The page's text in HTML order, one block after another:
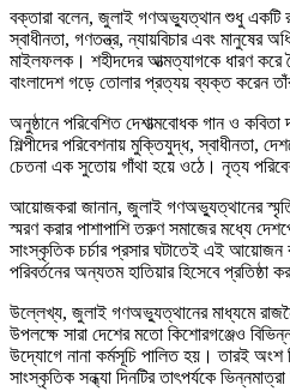
বক্তারা বলেন, জুলাই গণঅভ্যুত্থান শুধু একটি
স্বাধীনতা, গণতন্ত্র, ন্যায়বিচার এবং মানুষের
মাইলফলক। শহীদদের আত্মত্যাগকে ধারণ করে
বাংলাদেশ গড়ে তোলার প্রত্যয় ব্যক্ত করেন
অনুষ্ঠানে পরিবেশিত দেশাত্মবোধক গান ও
শিল্পীদের পরিবেশনায় মুক্তিযুদ্ধ, স্বাধীনতা,
চেতনা এক সুতোয় গাঁথা হয়ে ওঠে। নৃত্য
আয়োজকরা জানান, জুলাই গণঅভ্যুত্থানের
স্মরণ করার পাশাপাশি তরুণ সমাজের মধ্যে
সাংস্কৃতিক চর্চার প্রসার ঘটাতেই এই
পরিবর্তনের অন্যতম হাতিয়ার হিসেবে প্রতিষ্ঠা
উল্লেখ্য, জুলাই গণঅভ্যুত্থানের মাধ্যমে
উপলক্ষে সারা দেশের মতো কিশোরগঞ্জেও বিভিন্ন
উদ্যোগে নানা কর্মসূচি পালিত হয়। তারই অংশ
সাংস্কৃতিক সন্ধ্যা দিনটির তাৎপর্যকে